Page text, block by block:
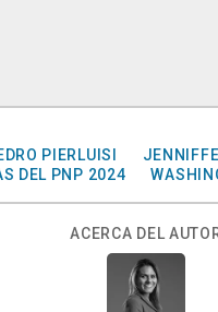
PIERLUISI
DEL PNP 2024
ACERCA DEL